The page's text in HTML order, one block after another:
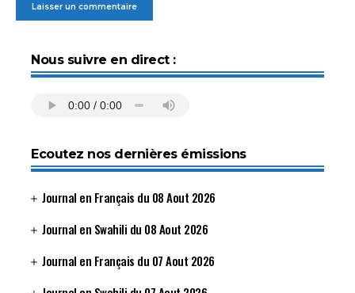
Nous suivre en direct :
Ecoutez nos dernières émissions
Journal en Français du 08 Aout 2026
Journal en Swahili du 08 Aout 2026
Journal en Français du 07 Aout 2026